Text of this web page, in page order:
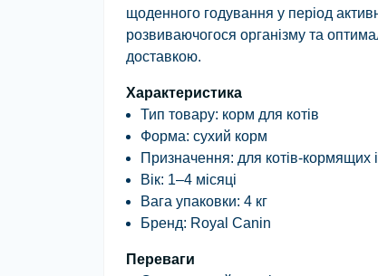
щоденного годування у період
розвиваючогося організму та
доставкою.
Характеристика
Тип товару: корм для котів
Форма: сухий корм
Призначення: для котів-кормящих
Вік: 1–4 місяці
Вага упаковки: 4 кг
Бренд: Royal Canin
Переваги